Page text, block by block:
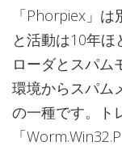
「Phorpiex」
と活動は10年
ローダとスパム
環境からスパム
の一種です。ト
「